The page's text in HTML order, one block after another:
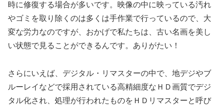
時に修復する場合が多いです。映像の中に映っている汚れ
やゴミを取り除くのは多くは手作業で行っているので、大
変な労力なのですが、おかげで私たちは、古い名画を美し
い状態で見ることができるんです。ありがたい！
さらにいえば、デジタル・リマスターの中で、地デジやブ
ルーレイなどで採用されている高精細度なＨＤ画質でデジ
タル化され、処理が行われたものをＨＤリマスターと呼び